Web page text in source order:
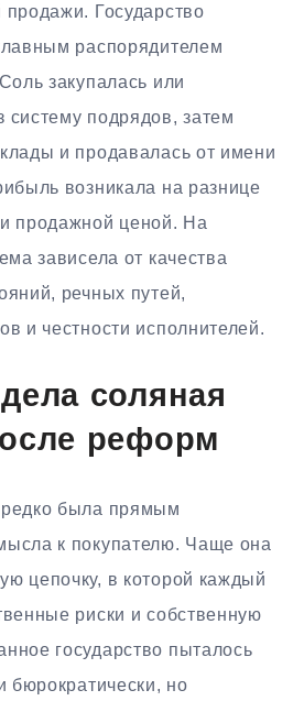
продажи. Государство
распорядителем
закупалась или
систему подрядов, затем
и продавалась от имени
возникала на разнице
продажной ценой. На
зависела от качества
речных путей,
и честности исполнителей.
соляная
реформ
была прямым
к покупателю. Чаще она
цепочку, в которой каждый
риски и собственную
государство пыталось
бюрократически, но